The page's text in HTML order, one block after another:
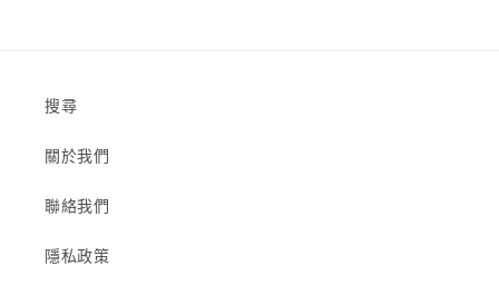
搜尋
關於我們
聯絡我們
隱私政策